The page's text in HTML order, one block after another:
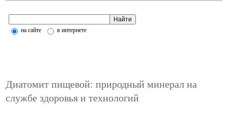
на сайте в интернете
Диатомит пищевой: природный минерал на
службе здоровья и технологий